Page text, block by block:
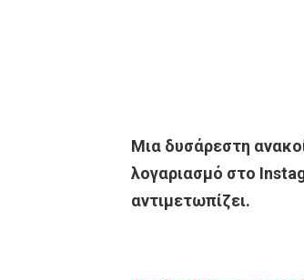
Μια δυσάρεστη
λογαριασμό στο
αντιμετωπίζει.